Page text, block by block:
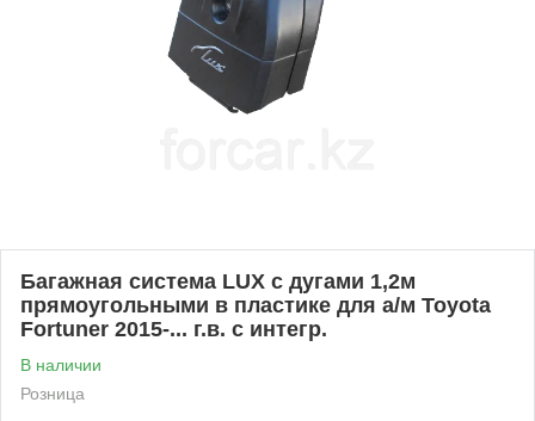
Багажная система LUX с дугами 1,2м
прямоугольными в пластике для а/м Toyota
Fortuner 2015-... г.в. с интегр.
В наличии
Розница